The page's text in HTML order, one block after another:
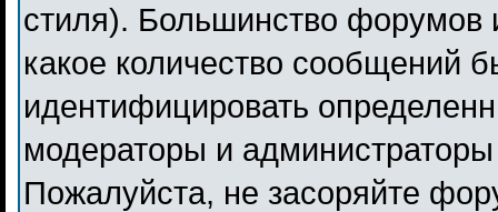
стиля). Большинство форумов
какое количество сообщений
идентифицировать
модераторы и
Пожалуйста, не засоряйте